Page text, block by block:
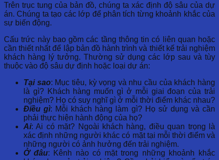
Trên trục tung của bản đồ, chúng ta xác định độ sâu của dự
án. Chúng ta tạo các lớp để phân tích từng khoảnh khắc của
sự biến động.
Cấu trức này bao gồm các tầng thông tin có liên quan hoặc
cần thiết nhất để lập bản đồ hành trình và thiết kế trải nghiệm
khách hàng lý tưởng. Thường sử dụng các lớp sau và tùy
thuộc vào độ sâu dự định hoặc loại dự án:
Tại sao: Mục tiêu, kỳ vọng và nhu cầu của khách hàng
là gì? Khách hàng muốn gì ở mỗi giai đoạn của trải
nghiệm? Họ có suy nghĩ gì ở mỗi thời điểm khác nhau?
Điều gì: Mỗi khách hàng làm gì? Họ sử dụng và cần
phải thực hiện hành động của họ?
Ai: Ai có mặt? Ngoài khách hàng, điều quan trọng là
xác định những người khác có mặt tại mỗi thời điểm và
những người có ảnh hưởng đến trải nghiệm.
Ở đâu: Kênh nào có mặt trong những khoảnh khắc